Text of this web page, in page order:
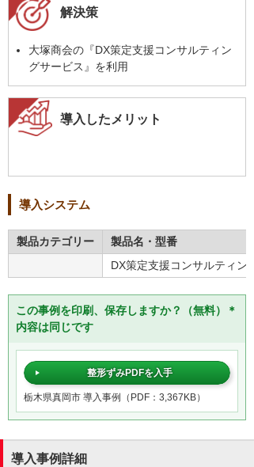
解決策
大塚商会の『DX策定支援コンサルティン
グサービス』を利用
導入したメリット
導入システム
製品カテゴリー
製品名・型番
DX策定支援コンサルティン
この事例を印刷、保存しますか？（無料）＊
内容は同じです
整形ずみPDFを入手
栃木県真岡市 導入事例（PDF：3,367KB）
導入事例詳細